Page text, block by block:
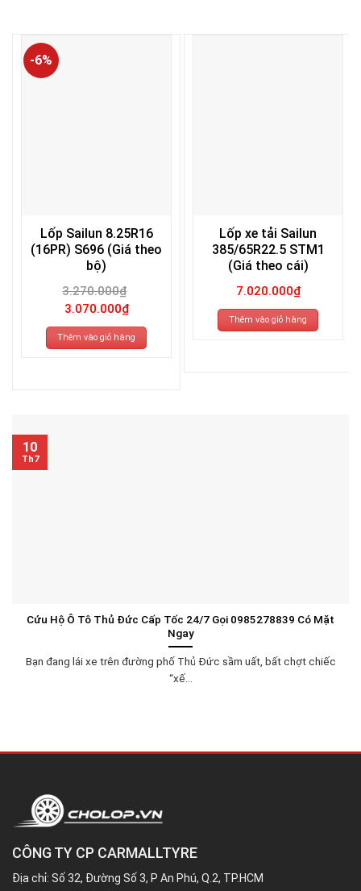
-6%
Lốp Sailun 8.25R16
(16PR) S696 (Giá theo
bộ)
3.270.000₫
Giá
gốc
là:
3.270.000₫.
3.070.000₫Giá
hiện
tại
là:
3.070.000₫.
Thêm vào giỏ hàng
Lốp xe tải Sailun
385/65R22.5 STM1
(Giá theo cái)
7.020.000₫
Thêm vào giỏ hàng
Cứu Hộ Ô Tô Thủ Đức Cấp Tốc 24/7 Gọi 0985278839 Có Mặt
Ngay
Bạn đang lái xe trên đường phố Thủ Đức sầm uất, bất chợt chiếc
“xế...
10
Th7
CÔNG TY CP CARMALLTYRE
Địa chỉ: Số 32, Đường Số 3, P An Phú, Q.2, TP.HCM